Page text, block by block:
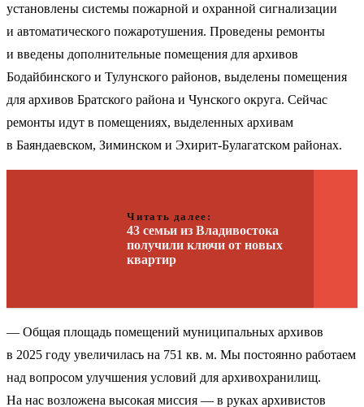
установлены системы пожарной и охранной сигнализации
и автоматического пожаротушения. Проведены ремонты
и введены дополнительные помещения для архивов
Бодайбинского и Тулунского районов, выделены помещения
для архивов Братского района и Чунского округа. Сейчас
ремонты идут в помещениях, выделенных архивам
в Баяндаевском, Зиминском и Эхирит-Булагатском районах.
Читать далее:
43 семьи из Владивостока
получили ключи от новых
квартир
— Общая площадь помещений муниципальных архивов
в 2025 году увеличилась на 751 кв. м. Мы постоянно работаем
над вопросом улучшения условий для архивохранилищ.
На нас возложена высокая миссия — в руках архивистов